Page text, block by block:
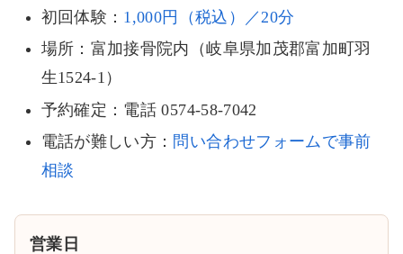
初回体験： 1,000円（税込）／20分
場所：富加接骨院内（岐阜県加茂郡富加町羽
生1524-1）
予約確定：電話 0574-58-7042
電話が難しい方： 問い合わせフォームで事前
相談
営業日